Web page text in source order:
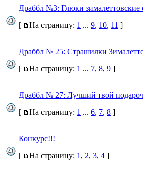
Драббл №3: Глюки
[
На страницу: 1 ... 9, 10, 11 ]
Драббл № 25: Страшилки
[
На страницу: 1 ... 7, 8, 9 ]
Драббл № 27: Лучший твой
[
На страницу: 1 ... 6, 7, 8 ]
Конкурс!!!
[
На страницу: 1 , 2, 3, 4 ]